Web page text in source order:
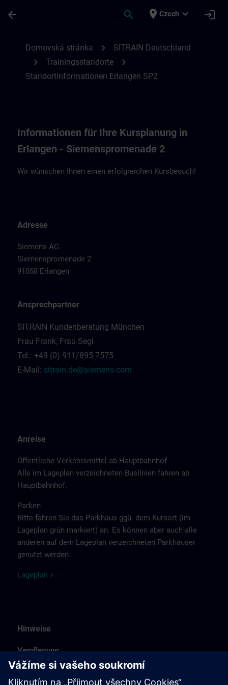
arrow_back search place Czech expand_more login
Domovská stránka chevron_right SITRAIN Deutschland
chevron_right Trainingsstandorte chevron_right
Standortinformationen Erlangen SP2
Informationen für Ihre Kursplanung in
Erlangen - Siemenspromenade 2
Wir wünschen Ihnen einen erfolgreichen Kursbesuch!
Adresse
Siemens AG
Siemenspromenade 2
91058 Erlangen
Ansprechpartner
SITRAIN Kundenberatung München
Frau Frank, Frau Segl
Tel.: +49 (0) 911/895-7575
E-Mail: sitrain.de@siemens.com
Anreise
Öffentliche Verkehrsmittel ab Hauptbahnhof
Alle im Lageplan verzeichneten Buslinien fahren ab
Hauptbahnhof.
Parken
Bitte fahren Sie das Parkhaus ggü. dem Kursort (im
Lageplan grün markiert) an. Es können aber auch alle
anderen auf dem Lageplan verzeichneten Parkhäuser
genutzt werden.
Lageplan >
Hinweise
Verpflegung
Unser Siemens-Kasino bietet Ihnen eine große
Menüauswahl. Kaffee und Wasser erhalten Sie